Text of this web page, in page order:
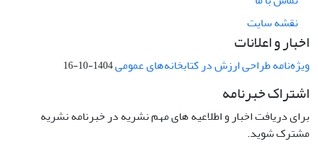
نقشه سایت
اخبار و اعلانات
ویژه‌نامه طراحی ارزش در کتابخانه‌های عمومی1404-10-16
اشتراک خبرنامه
برای دریافت اخبار و اطلاعیه های مهم نشریه در خبرنامه نشریه
مشترک شوید.